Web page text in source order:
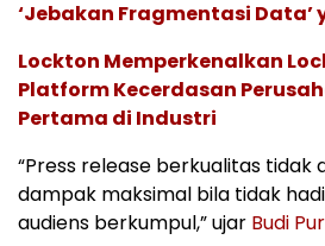
‘Jebakan Fragmentasi Data’
Lockton Memperkenalkan
Platform Kecerdasan
Pertama di Industri
“Press release berkualitas tidak
dampak maksimal bila tidak
audiens berkumpul,” ujar Budi